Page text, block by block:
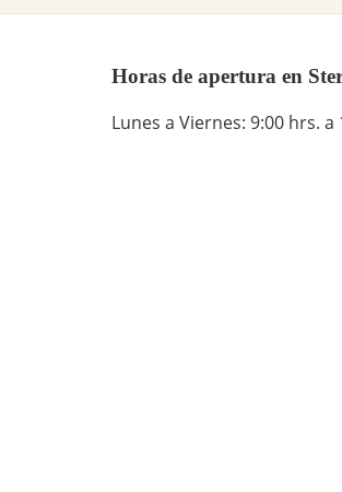
Horas de apertura en
Lunes a Viernes: 9:00 hrs.